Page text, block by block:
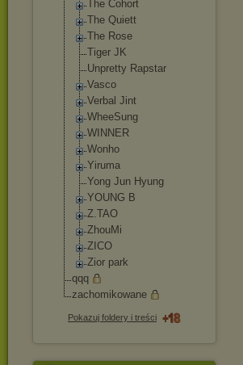
The Cohort
The Quiett
The Rose
Tiger JK
Unpretty Rapstar
Vasco
Verbal Jint
WheeSung
WINNER
Wonho
Yiruma
Yong Jun Hyung
YOUNG B
Z.TAO
ZhouMi
ZICO
Zior park
qqq
zachomikowane
Pokazuj foldery i treści